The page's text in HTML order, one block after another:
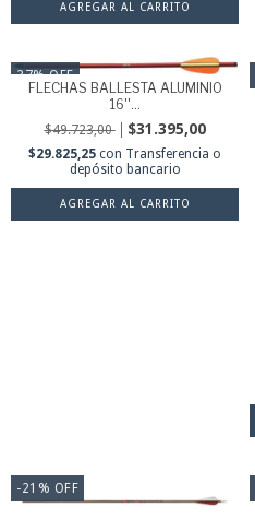
37%OFF
FLECHAS BALLESTA ALUMINIO
16''...
$49.723,00 $31.395,00
$29.825,25 con Transferencia o
depósito bancario
AGREGAR AL CARRITO
-21 % OFF